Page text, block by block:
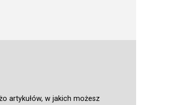
artykułów, w jakich możesz